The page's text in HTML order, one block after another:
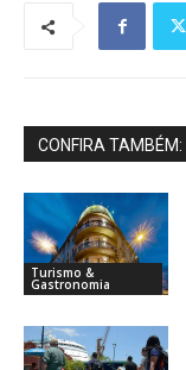
CONFIRA TAMBÉM:
Turismo &
Gastronomia